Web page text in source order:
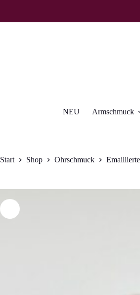
springen
NEU Armschmuck
Start Shop Ohrschmuck